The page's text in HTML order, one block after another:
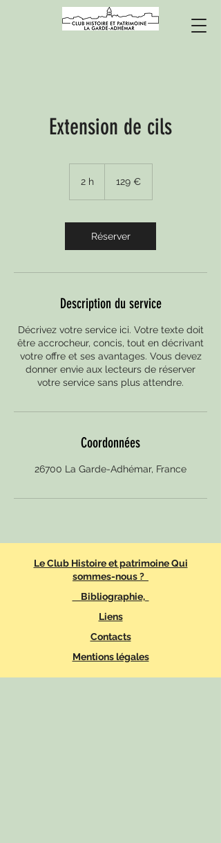
Extension de cils
2 h2
129 €
Réserver
Description du service
Décrivez votre service ici. Votre texte doit
être accrocheur, concis, tout en décrivant
votre offre et ses avantages. Vous devez
donner envie aux lecteurs de réserver
votre service sans plus attendre.
Coordonnées
26700 La Garde-Adhémar, France
Le Club Histoire et patrimoine Qui
sommes-nous ?
Bibliographie,
Liens
Contacts
Mentions légales